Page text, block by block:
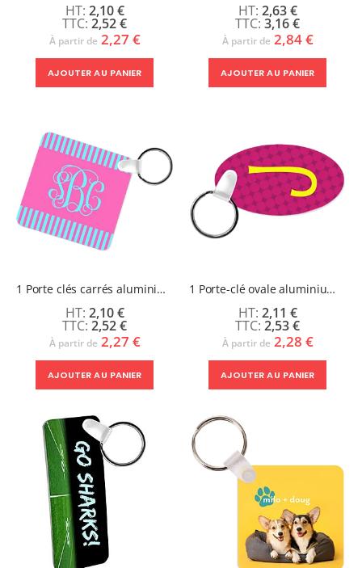
2,52 €
2,10 €
À partir de 2,27 €
AJOUTER AU PANIER
3,16 €
2,63 €
À partir de 2,84 €
AJOUTER AU PANIER
1 Porte clés carrés aluminium double face
2,52 €
2,10 €
À partir de 2,27 €
AJOUTER AU PANIER
1 Porte-clé ovale aluminium double face
2,53 €
2,11 €
À partir de 2,28 €
AJOUTER AU PANIER